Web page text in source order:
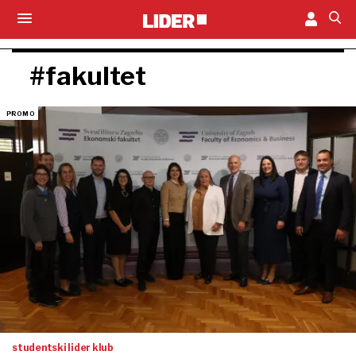
#fakultet
studentski lider klub